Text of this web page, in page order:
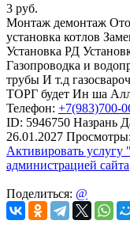
3 руб.
Монтаж демонтаж
установка котлов
Установка РД
Газопроводка и
трубы И т.д
ТОРГ будет Ин ша
Телефон: +7(983)700-
ID: 5946750 Назрань
26.01.2027
Активировать услугу
администрацией сайта
Поделиться: @